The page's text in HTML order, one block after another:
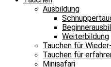
Ausbildung
Weiterbildung
Tauchen für
Tauchen für
Minisafari